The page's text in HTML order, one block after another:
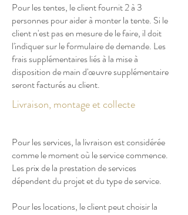
Pour les tentes, le client fournit 2 à 3
personnes pour aider à monter la tente. Si le
client n'est pas en mesure de le faire, il doit
l'indiquer sur le formulaire de demande. Les
frais supplémentaires liés à la mise à
disposition de main d'œuvre supplémentaire
seront facturés au client.
Livraison, montage et collecte
Pour les services, la livraison est considérée
comme le moment où le service commence.
Les prix de la prestation de services
dépendent du projet et du type de service.
Pour les locations, le client peut choisir la